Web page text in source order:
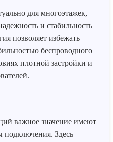
для многоэтажек,
и стабильность
позволяет избежать
беспроводного
плотной застройки и
важное значение имеют
подключения. Здесь